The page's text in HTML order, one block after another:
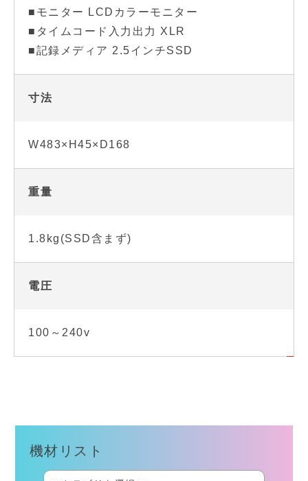
■モニター LCDカラーモニター
■タイムコード入力出力 XLR
■記録メディア 2.5インチSSD
寸法
W483×H45×D168
重量
1.8kg(SSD含まず)
電圧
100～240v
機材リスト